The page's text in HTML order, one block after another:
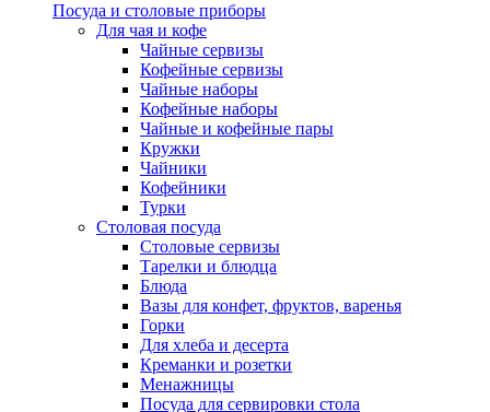
Посуда и столовые приборы
Для чая и кофе
Чайные сервизы
Кофейные сервизы
Чайные наборы
Кофейные наборы
Чайные и кофейные пары
Кружки
Чайники
Кофейники
Турки
Столовая посуда
Столовые сервизы
Тарелки и блюдца
Блюда
Вазы для конфет, фруктов, варенья
Горки
Для хлеба и десерта
Креманки и розетки
Менажницы
Посуда для сервировки стола